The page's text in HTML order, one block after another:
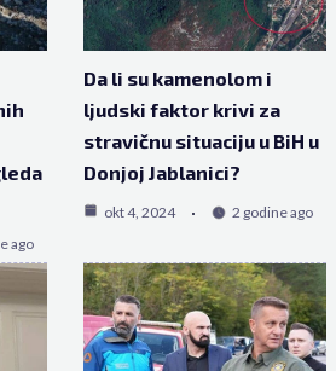
ago
Da li su kamenolom i
ljudski faktor krivi za
stravičnu situaciju u BiH u
Donjoj Jablanici?
okt 4, 2024 2 godine ago